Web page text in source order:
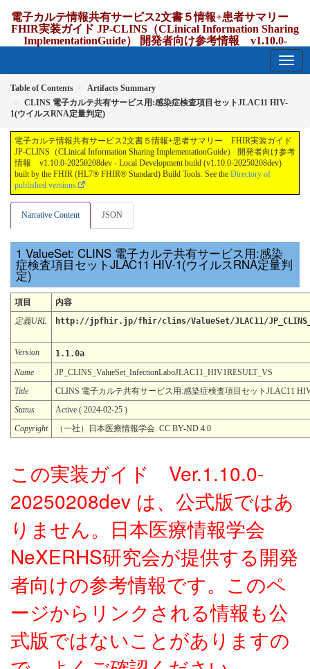
電子カルテ情報共有サービス2文書５情報+患者サマリー
FHIR実装ガイド JP-CLINS（CLinical Information Sharing
ImplementationGuide） 開発者向け参考情報 v1.10.0-
Table of Contents
Artifacts Summary
CLINS 電子カルテ共有サービス用:感染症検査項目セットJLAC11 HIV-
1(ウイルスRNA定量判定)
電子カルテ情報共有サービス2文書５情報+患者サマリー FHIR実装ガイド
JP-CLINS（CLinical Information Sharing ImplementationGuide） 開発者向け参考
情報 v1.10.0-20250208dev - Local Development build (v1.10.0-20250208dev)
built by the FHIR (HL7® FHIR® Standard) Build Tools. See the Directory of
published versions
Narrative Content JSON
ValueSet: CLINS 電子カルテ共有サービス用:感染
症検査項目セットJLAC11 HIV-1(ウイルスRNA定量判
定)
項目
内容
定義URL
http://jpfhir.jp/fhir/clins/ValueSet/JLAC11/
Version
1.1.0a
Name
JP_CLINS_ValueSet_InfectionLaboJLAC11_HIV1RESULT_VS
Title
CLINS 電子カルテ共有サービス用:感染症検査項目セットJLAC11
Status
Active ( 2024-02-25 )
Copyright
（一社）日本医療情報学会. CC BY-ND 4.0
この実装ガイド Ver.1.10.0-
20250208dev は、公式版ではあ
りません。日本医療情報学会
NeXERHS研究会が提供する開発
者向けの参考情報です。このペ
ージからリンクされる情報も公
式版ではないことがありますの